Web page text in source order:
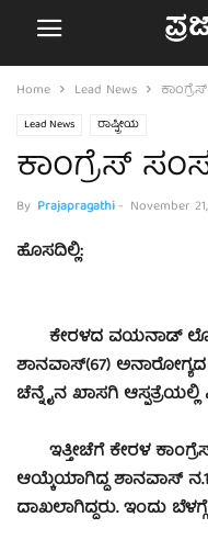
Home Lead News
Lead News ರಾಷ್ಟ್ರೀಯ
ಕಾಂಗ್ರೆಸ್
By Prajapragathi- November
ಹೊಸದಿಲ್ಲಿ:
ಕೇರಳದ ವಯನಾಡ್
ಶಾನವಾಸ್(67)
ಚೆನ್ನೈನ ಖಾಸಗಿ ಆಸ್ಪತ್ರೆಯಲ್ಲಿ
ಇತ್ತೀಚೆಗೆ ಕೇರಳ
ಆಯ್ಕೆಯಾಗಿದ್ದ ಶಾನವಾಸ್
ದಾಖಲಾಗಿದ್ದರು. ಇಂದು